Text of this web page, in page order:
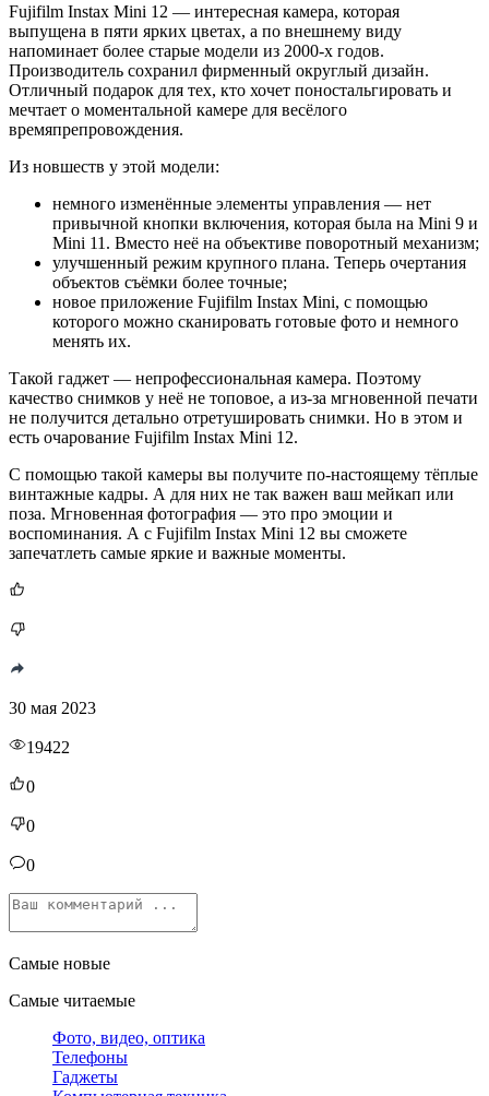
Fujifilm Instax Mini 12 — интересная камера, которая
выпущена в пяти ярких цветах, а по внешнему виду
напоминает более старые модели из 2000-х годов.
Производитель сохранил фирменный округлый дизайн.
Отличный подарок для тех, кто хочет поностальгировать и
мечтает о моментальной камере для весёлого
времяпрепровождения.
Из новшеств у этой модели:
немного изменённые элементы управления — нет
привычной кнопки включения, которая была на Mini 9 и
Mini 11. Вместо неё на объективе поворотный механизм;
улучшенный режим крупного плана. Теперь очертания
объектов съёмки более точные;
новое приложение Fujifilm Instax Mini, с помощью
которого можно сканировать готовые фото и немного
менять их.
Такой гаджет — непрофессиональная камера. Поэтому
качество снимков у неё не топовое, а из-за мгновенной печати
не получится детально отретушировать снимки. Но в этом и
есть очарование Fujifilm Instax Mini 12.
С помощью такой камеры вы получите по-настоящему тёплые
винтажные кадры. А для них не так важен ваш мейкап или
поза. Мгновенная фотография — это про эмоции и
воспоминания. А с Fujifilm Instax Mini 12 вы сможете
запечатлеть самые яркие и важные моменты.
30 мая 2023
19422
0
0
0
Самые новые
Самые читаемые
Фото, видео, оптика
Телефоны
Гаджеты